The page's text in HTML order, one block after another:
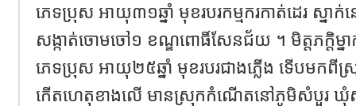
ភេទប្រុស អាយុ៣១ឆ្នាំ មុខរបរកម្មករកាត់ដេរ ស្នា
សង្កាត់ចោមចៅ១ ខណ្ឌពោធិ៍សែនជ័យ ។ មិត្តភក្ដិម្ន
ភេទប្រុស អាយុ២៥ឆ្នាំ មុខរបរជាងភ្លើង ទើបមក
កើតហេតុខាងលើ មានស្រុកកំណើតនៅភូមិសំបួរ ឃុំសំ